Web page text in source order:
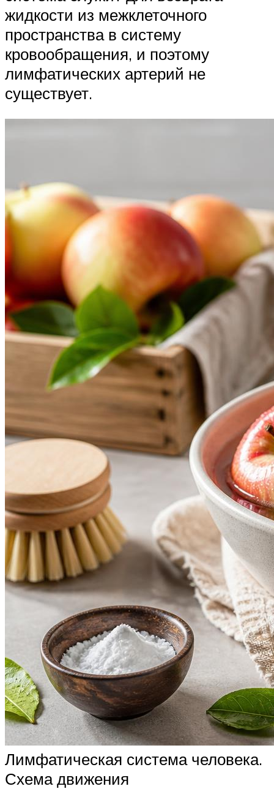
жидкости из межклеточного
пространства в систему
кровообращения, и поэтому
лимфатических артерий не
существует.
Лимфатическая система человека.
Схема движения